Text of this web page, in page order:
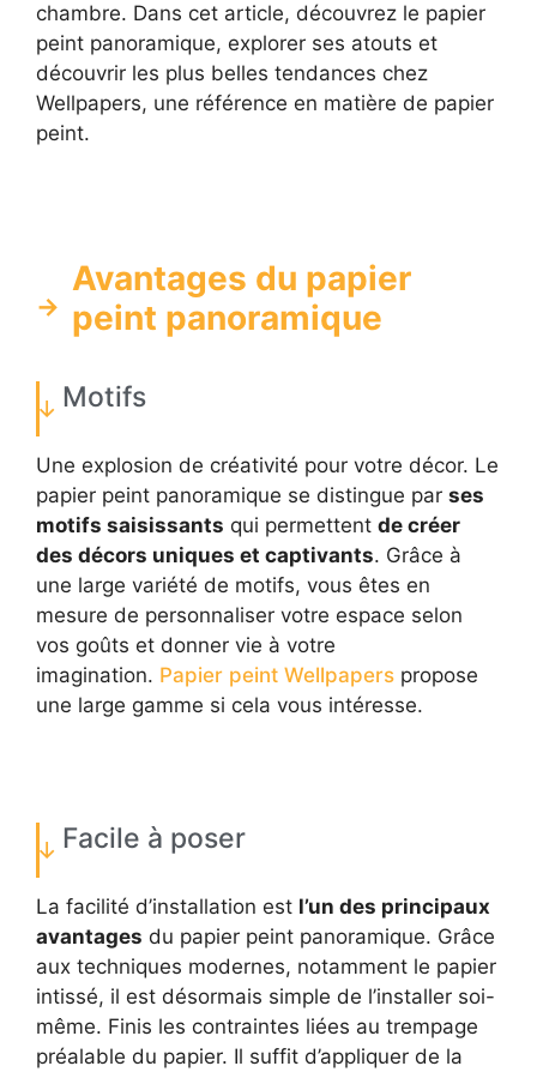
chambre. Dans cet article, découvrez le papier
peint panoramique, explorer ses atouts et
découvrir les plus belles tendances chez
Wellpapers, une référence en matière de papier
peint.
Avantages du papier
peint panoramique
Motifs
Une explosion de créativité pour votre décor. Le
papier peint panoramique se distingue par ses
motifs saisissants qui permettent de créer
des décors uniques et captivants. Grâce à
une large variété de motifs, vous êtes en
mesure de personnaliser votre espace selon
vos goûts et donner vie à votre
imagination. Papier peint Wellpapers propose
une large gamme si cela vous intéresse.
Facile à poser
La facilité d’installation est l’un des principaux
avantages du papier peint panoramique. Grâce
aux techniques modernes, notamment le papier
intissé, il est désormais simple de l’installer soi-
même. Finis les contraintes liées au trempage
préalable du papier. Il suffit d’appliquer de la